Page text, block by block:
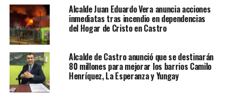
Alcalde Juan Eduardo Vera anuncia acciones
inmediatas tras incendio en dependencias
del Hogar de Cristo en Castro
Alcalde de Castro anunció que se destinarán
80 millones para mejorar los barrios Camilo
Henríquez, La Esperanza y Yungay